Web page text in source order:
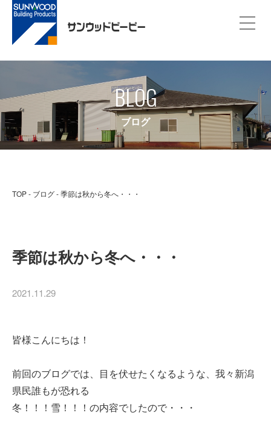
BLOG
ブログ
TOP ブログ 季節は秋から冬へ・・・
季節は秋から冬へ・・・
2021.11.29
皆様こんにちは！
前回のブログでは、目を伏せたくなるような、我々新潟
県民誰もが恐れる
冬！！！雪！！！の内容でしたので・・・